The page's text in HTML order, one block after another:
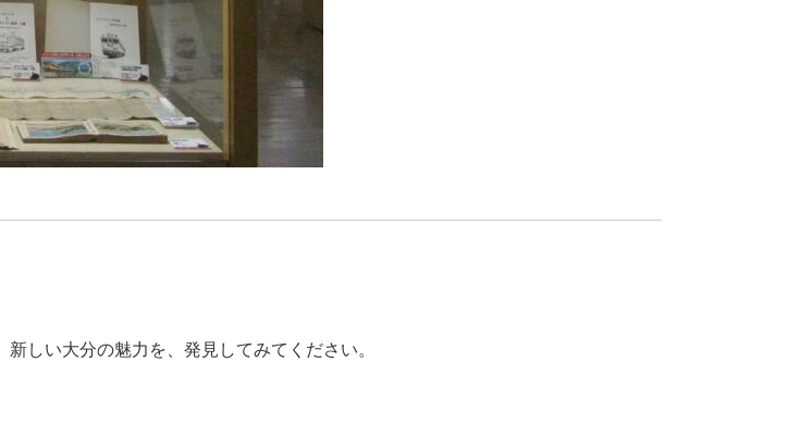
しい大分の魅力を、発見してみてください。